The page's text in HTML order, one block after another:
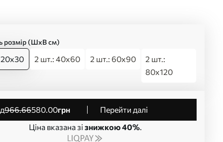
розмір (ШхВ см)
2 шт.: 40x60 2 шт.: 60x90
2 шт.:
80x120
966.66580.00грн
Перейти далі
Ціна вказана зі знижкою 40%.